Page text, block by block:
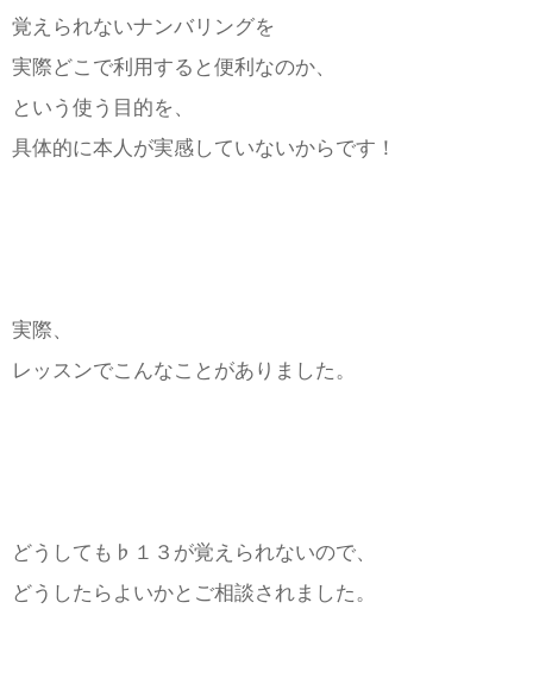
覚えられないナンバリングを
実際どこで利用すると便利なのか、
という使う目的を、
具体的に本人が実感していないからです！
実際、
レッスンでこんなことがありました。
どうしても♭１３が覚えられないので、
どうしたらよいかとご相談されました。